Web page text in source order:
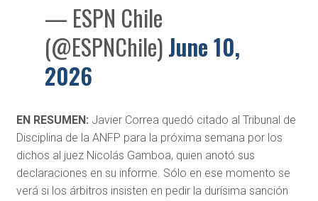
— ESPN Chile
(@ESPNChile)June 10,
2026
EN RESUMEN: Javier Correa quedó citado al Tribunal de
Disciplina de la ANFP para la próxima semana por los
dichos al juez Nicolás Gamboa, quien anotó sus
declaraciones en su informe. Sólo en ese momento se
verá si los árbitros insisten en pedir la durísima sanción